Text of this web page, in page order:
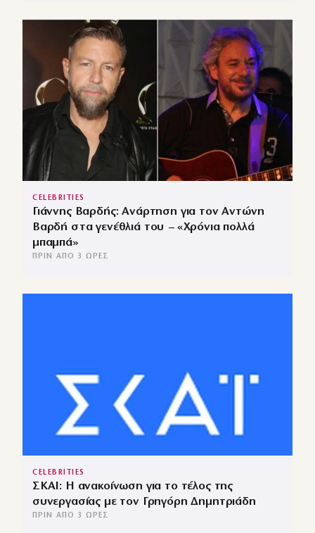
CELEBRITIES
Γιάννης Βαρδής: Ανάρτηση για τον Αντώνη
Βαρδή στα γενέθλιά του – «Χρόνια πολλά
μπαμπά»
ΠΡΙΝ ΑΠΌ 3 ΏΡΕΣ
CELEBRITIES
ΣΚΑΙ: Η ανακοίνωση για το τέλος της
συνεργασίας με τον Γρηγόρη Δημητριάδη
ΠΡΙΝ ΑΠΌ 3 ΏΡΕΣ